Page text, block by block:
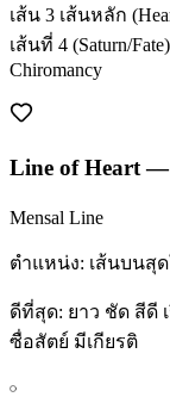
เส้น 3 เส้นหลัก
เส้นที่ 4 (Saturn/
Chiromancy
Line of Heart—
Mensal Line
ตำแหน่ง: เส้นบนสุ
ดีที่สุด: ยาว ชัด สีดี
ซื่อสัตย์ มีเกียรติ